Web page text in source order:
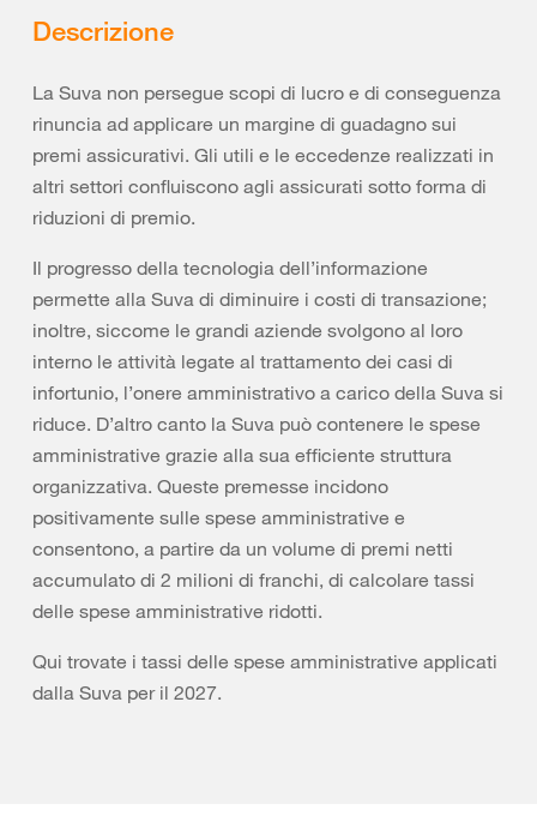
Descrizione
La Suva non persegue scopi di lucro e di conseguenza
rinuncia ad applicare un margine di guadagno sui
premi assicurativi. Gli utili e le eccedenze realizzati in
altri settori confluiscono agli assicurati sotto forma di
riduzioni di premio.
Il progresso della tecnologia dell’informazione
permette alla Suva di diminuire i costi di transazione;
inoltre, siccome le grandi aziende svolgono al loro
interno le attività legate al trattamento dei casi di
infortunio, l’onere amministrativo a carico della Suva si
riduce. D’altro canto la Suva può contenere le spese
amministrative grazie alla sua efficiente struttura
organizzativa. Queste premesse incidono
positivamente sulle spese amministrative e
consentono, a partire da un volume di premi netti
accumulato di 2 milioni di franchi, di calcolare tassi
delle spese amministrative ridotti.
Qui trovate i tassi delle spese amministrative applicati
dalla Suva per il 2027.